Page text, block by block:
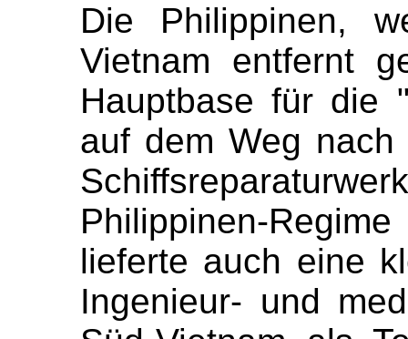
Die Philippinen,
Vietnam entfernt
Hauptbase für die
auf dem Weg
Philippinen-
lieferte auch eine
Ingenieur- und